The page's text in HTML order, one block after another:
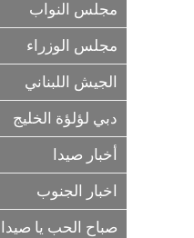
مجلس النواب
مجلس الوزراء
الجيش اللبناني
دبي لؤلؤة الخليج
أخبار صيدا
اخبار الجنوب
صباح الحب يا صيدا